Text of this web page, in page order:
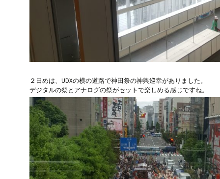
２日めは、UDXの横の道路で神田祭の神輿巡幸がありました。
デジタルの祭とアナログの祭がセットで楽しめる感じですね。